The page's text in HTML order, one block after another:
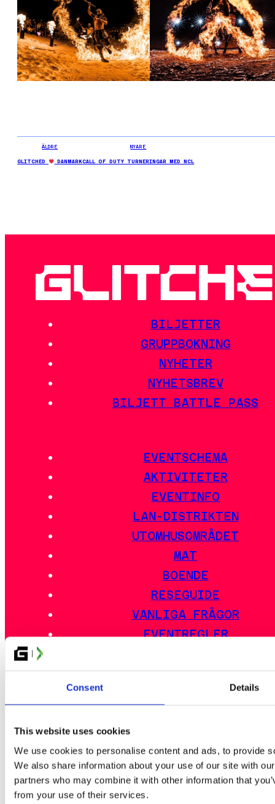
Consent Details
This website uses cookies
We use cookies to personalise content and ads, to provide
We also share information about your use of our site with
partners who may combine it with other information that
from your use of their services.
ÄLDRE
GLITCHED DANMARK
NYARE
CALL OF DUTY TURNERINGAR MED NCL
BILJETTER
GRUPPBOKNING
NYHETER
NYHETSBREV
BILJETT BATTLE PASS
EVENTSCHEMA
AKTIVITETER
EVENTINFO
LAN-DISTRIKTEN
UTOMHUSOMRÅDET
MAT
BOENDE
RESEGUIDE
VANLIGA FRÅGOR
EVENTREGLER
GLITCHED CARD FESTIVAL
INDIEZONE